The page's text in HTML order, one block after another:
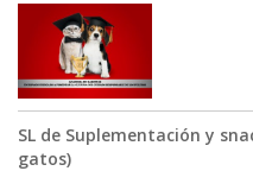
SL de Suplementación y
gatos)